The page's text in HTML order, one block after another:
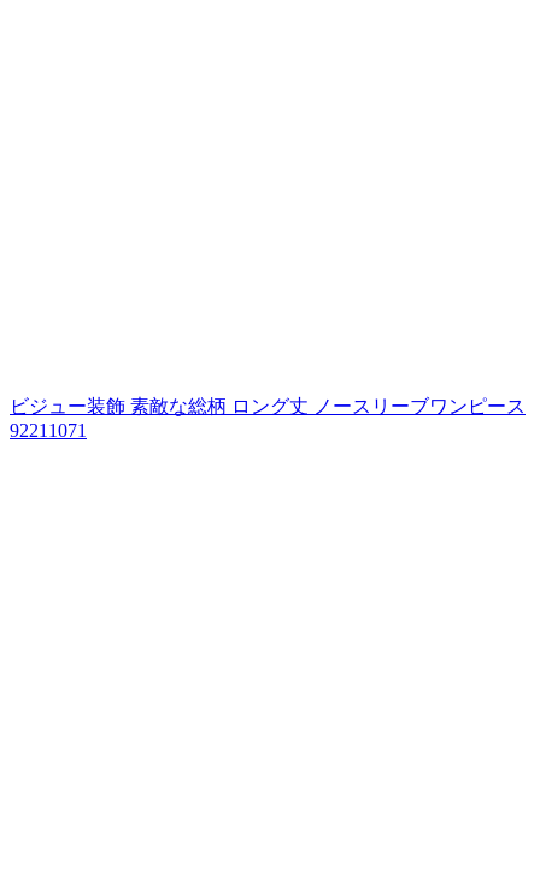
ビジュー装飾 素敵な総柄 ロング丈 ノースリーブワンピース
92211071